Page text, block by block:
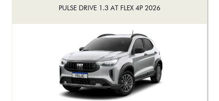
Ver oferta
TORO
TORO FREEDOM TURBO 270 FLEX AT6 2027